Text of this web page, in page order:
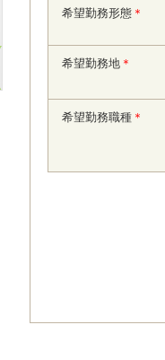
希望勤務形態＊
希望勤務地＊
希望勤務職種＊